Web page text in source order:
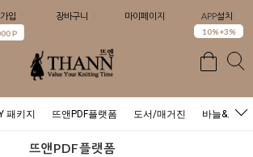
입
P
장바구니 마이페이지 APP설치
10%+3%
패키지 뜨앤PDF플랫폼 도서/매거진 바늘&도구
뜨앤PDF플랫폼